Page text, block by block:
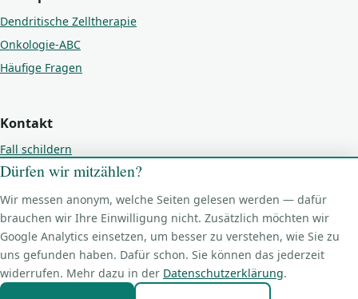
Dendritische Zelltherapie
Onkologie-ABC
Häufige Fragen
Kontakt
Fall schildern
Kontakt
Impressum
Datenschutz
Cookie-Einstellungen
Dürfen wir mitzählen?
Wir messen anonym, welche Seiten gelesen werden — dafür
brauchen wir Ihre Einwilligung nicht. Zusätzlich möchten wir
Google Analytics einsetzen, um besser zu verstehen, wie Sie zu
uns gefunden haben. Dafür schon. Sie können das jederzeit
widerrufen. Mehr dazu in der Datenschutzerklärung.